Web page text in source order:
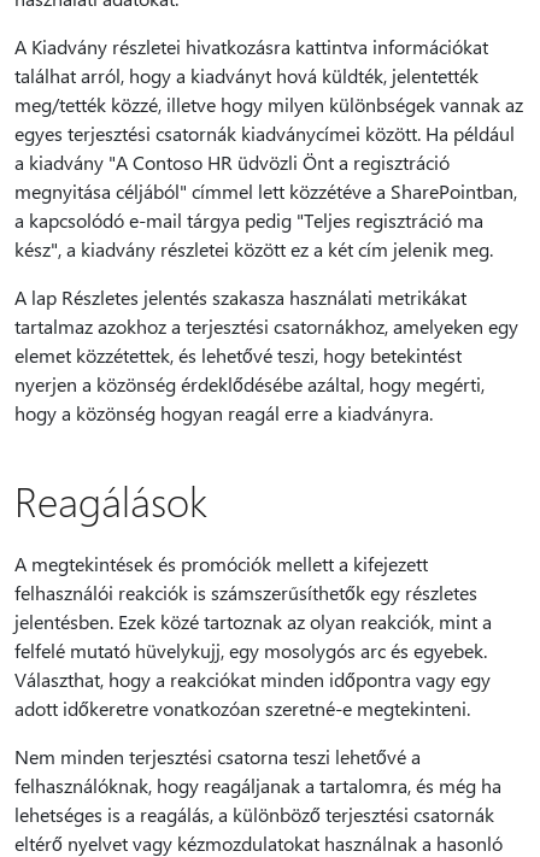
A Kiadvány részletei hivatkozásra kattintva információkat
találhat arról, hogy a kiadványt hová küldték, jelentették
meg/tették közzé, illetve hogy milyen különbségek vannak az
egyes terjesztési csatornák kiadványcímei között. Ha például
a kiadvány "A Contoso HR üdvözli Önt a regisztráció
megnyitása céljából" címmel lett közzétéve a SharePointban,
a kapcsolódó e-mail tárgya pedig "Teljes regisztráció ma
kész", a kiadvány részletei között ez a két cím jelenik meg.
A lap Részletes jelentés szakasza használati metrikákat
tartalmaz azokhoz a terjesztési csatornákhoz, amelyeken egy
elemet közzétettek, és lehetővé teszi, hogy betekintést
nyerjen a közönség érdeklődésébe azáltal, hogy megérti,
hogy a közönség hogyan reagál erre a kiadványra.
Reagálások
A megtekintések és promóciók mellett a kifejezett
felhasználói reakciók is számszerűsíthetők egy részletes
jelentésben. Ezek közé tartoznak az olyan reakciók, mint a
felfelé mutató hüvelykujj, egy mosolygós arc és egyebek.
Választhat, hogy a reakciókat minden időpontra vagy egy
adott időkeretre vonatkozóan szeretné-e megtekinteni.
Nem minden terjesztési csatorna teszi lehetővé a
felhasználóknak, hogy reagáljanak a tartalomra, és még ha
lehetséges is a reagálás, a különböző terjesztési csatornák
eltérő nyelvet vagy kézmozdulatokat használnak a hasonló